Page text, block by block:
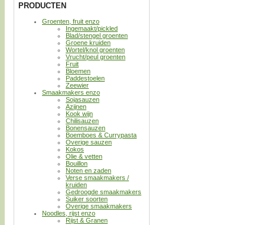
PRODUCTEN
Groenten, fruit enzo
Ingemaakt/pickled
Blad/stengel groenten
Groene kruiden
Wortel/knol groenten
Vrucht/peul groenten
Fruit
Bloemen
Paddestoelen
Zeewier
Smaakmakers enzo
Sojasauzen
Azijnen
Kook wijn
Chilisauzen
Bonensauzen
Boemboes & Currypasta
Overige sauzen
Kokos
Olie & vetten
Bouillon
Noten en zaden
Verse smaakmakers /
kruiden
Gedroogde smaakmakers
Suiker soorten
Overige smaakmakers
Noodles, rijst enzo
Rijst & Granen